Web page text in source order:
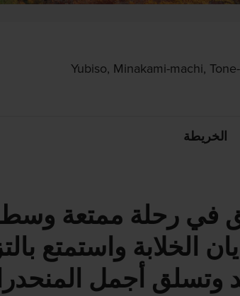
Yubiso, Minakami-machi,
الخريطة
في رحلة ممتعة وسط
الخلابة واستمتع
وتسلق أجمل